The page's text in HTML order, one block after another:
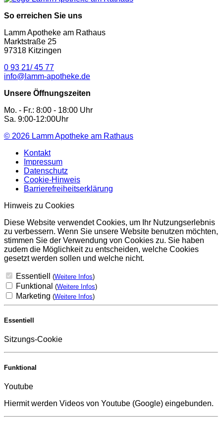
So erreichen Sie uns
Lamm Apotheke am Rathaus
Marktstraße 25
97318 Kitzingen
0 93 21/ 45 77
info@lamm-apotheke.de
Unsere Öffnungszeiten
Mo. - Fr.: 8:00 - 18:00 Uhr
Sa. 9:00-12:00Uhr
© 2026 Lamm Apotheke am Rathaus
Kontakt
Impressum
Datenschutz
Cookie-Hinweis
Barrierefreiheitserklärung
Hinweis zu Cookies
Diese Website verwendet Cookies, um Ihr Nutzungserlebnis
zu verbessern. Wenn Sie unsere Website benutzen möchten,
stimmen Sie der Verwendung von Cookies zu. Sie haben
zudem die Möglichkeit zu entscheiden, welche Cookies
gesetzt werden sollen und welche nicht.
Essentiell (Weitere Infos)
Funktional (Weitere Infos)
Marketing (Weitere Infos)
Essentiell
Sitzungs-Cookie
Funktional
Youtube
Hiermit werden Videos von Youtube (Google) eingebunden.